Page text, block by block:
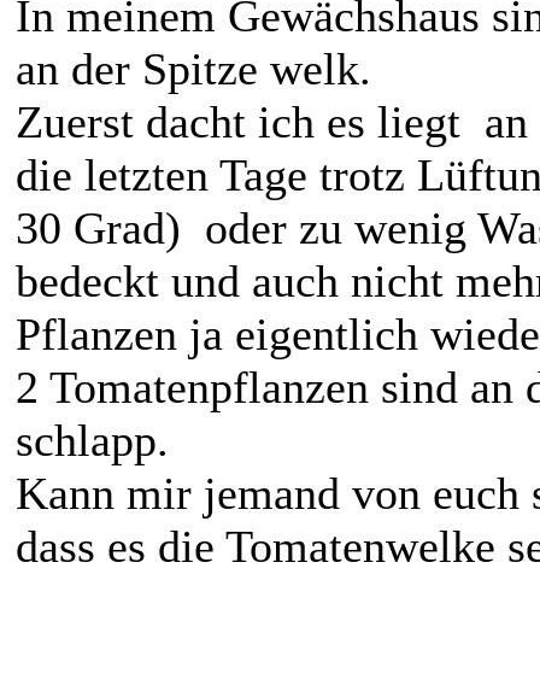
In meinem Gewächshaus
an der Spitze welk.
Zuerst dacht ich es liegt an
die letzten Tage trotz
30 Grad) oder zu wenig
bedeckt und auch nicht
Pflanzen ja eigentlich
2 Tomatenpflanzen sind an
schlapp.
Kann mir jemand von euch
dass es die Tomatenwelke